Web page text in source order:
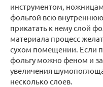
инструментом,
фольгой всю внутреннюю
прикатать к нему слой
материала процесс
сухом помещении. Если
фольгу можно феном и
увеличения
несколько слоев.